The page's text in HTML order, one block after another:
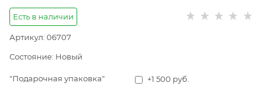
Есть в наличии
Артикул: 06707
Состояние: Новый
"Подарочная упаковка" +1 500 руб.